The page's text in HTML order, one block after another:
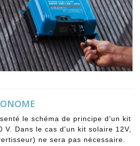
le schéma de principe d'un kit
V. Dans le cas d'un kit solaire 12V,
ne sera pas nécessaire.